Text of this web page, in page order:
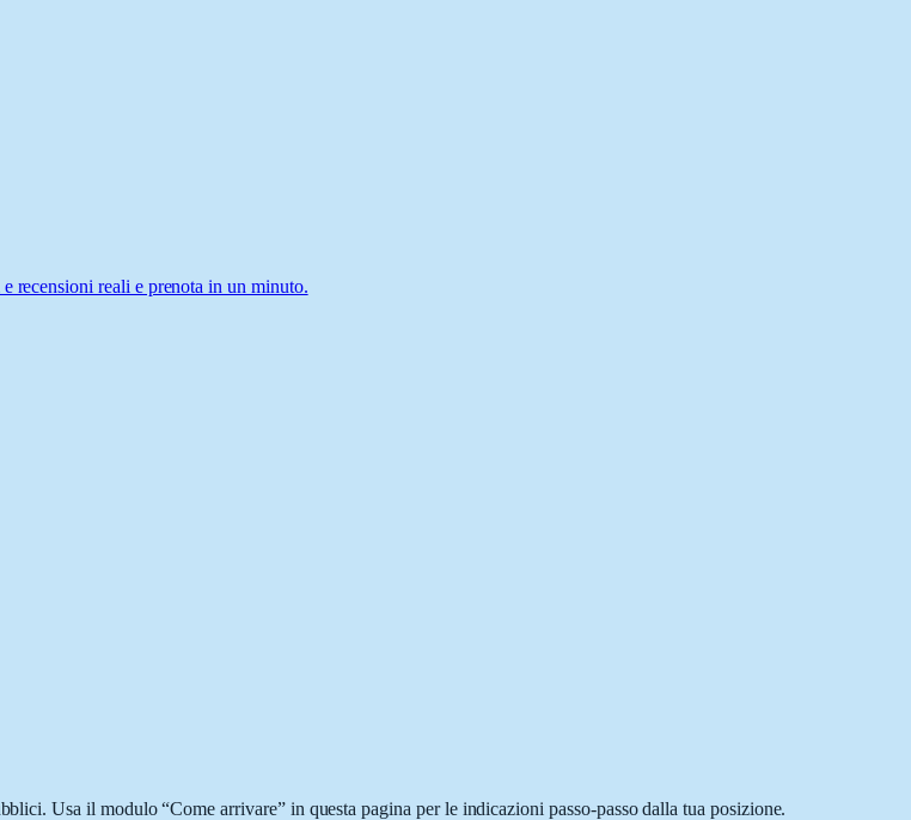
recensioni reali e prenota in un minuto.
Usa il modulo “Come arrivare” in questa pagina per le indicazioni passo-passo dalla tua posizione.